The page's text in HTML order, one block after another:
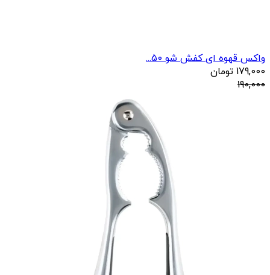
واکس قهوه ای کفش شو 50...
179,000 تومان
190,000